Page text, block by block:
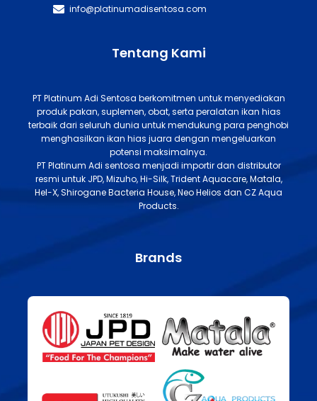
info@platinumadisentosa.com
Tentang Kami
PT Platinum Adi Sentosa berkomitmen untuk menyediakan
produk pakan, suplemen, obat, serta peralatan ikan hias
terbaik dari seluruh dunia untuk mendukung para penghobi
menghasilkan ikan hias juara dengan mengeluarkan
potensi maksimalnya.
PT Platinum Adi sentosa menjadi importir dan distributor
resmi untuk JPD, Mizuho, Hi-Silk, Trident Aquacare, Matala,
Hel-X, Shirogane Bacteria House, Neo Helios dan CZ Aqua
Products.
Brands